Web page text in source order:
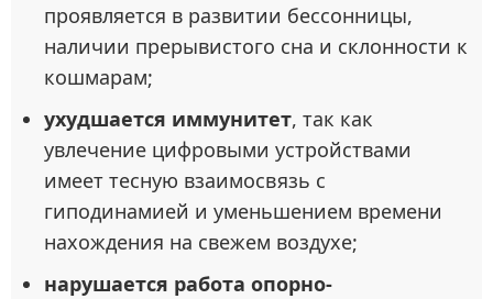
проявляется в развитии бессонницы,
наличии прерывистого сна и склонности к
кошмарам;
ухудшается иммунитет, так как
увлечение цифровыми устройствами
имеет тесную взаимосвязь с
гиподинамией и уменьшением времени
нахождения на свежем воздухе;
нарушается работа опорно-